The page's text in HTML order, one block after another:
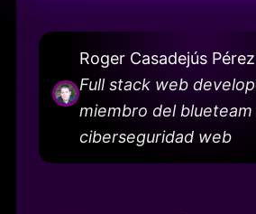
Roger Casadejús Pérez
Full stack web
miembro del blueteam
ciberseguridad web